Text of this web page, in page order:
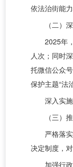
依法治街能
（二）
2025年
人次；同时
托微信公众
保护主题“法
深入实
（三）
严格落
决定制度，
加强行